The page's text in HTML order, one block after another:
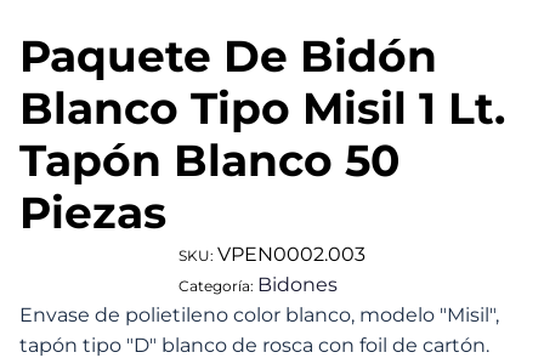
Paquete De Bidón
Blanco Tipo Misil 1 Lt.
Tapón Blanco 50
Piezas
SKU: VPEN0002.003
Categoría: Bidones
Envase de polietileno color blanco, modelo "Misil",
tapón tipo "D" blanco de rosca con foil de cartón.